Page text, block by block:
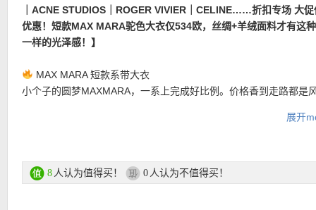
【CELINE 灯芯绒鸭舌帽 限时6折仅342欧！】帽身采用柔软的灯芯
目的Triomphe贴片标识以金属色或精细刺绣呈现，低调而不张扬，
地彰显品牌的经典符号。。帽檐经过精心弧度设计，既能提供遮阳
【MONCLER GRENOBLE Krun 羽绒夹克 限时7折优惠！】
Grenoble是意大利奢侈品牌Moncler旗下的顶级高性能户外与滑雪
TEX、四向弹力面料及Recco救援系统，打造兼具极佳御寒功能与
的山地生活方式。采用短款剪裁，整体线条利落干净，搭配连帽设
透露着低调的高级感。侧袋的设计不仅实用，还让整体比例更协调
购买直达链接在此
———-折上折单品推荐 ———–
Gancini扣具宣告品牌最张扬也最迷人的复古宣言，温润金调与皮革
织，散发恰如其分的奢华气场。鞋身采用顶级小牛皮，触之柔软却
型。尖头芭蕾轮廓轻盈，3cm稳健粗跟，显腿长又好走。可调节踝
购买直达链接在此
｜ACNE STUDIOS｜ROGER VIVIER｜CELINE……折扣专场 大
优惠！短款MAX MARA驼色大衣仅534欧，丝绸+羊绒面料才有这
一样的光泽感！】
MAX MARA 短款系带大衣
小个子的圆梦MAXMARA，一系上完成好比例。价格香到走路都是
永不过时的风衣天花板。堪称会升值的外套，出二奢都能回本那种
云朵包一到秋冬就回温！蓬软感冬日氛围感直接满格。
展开
8 人认为值得买！ 0 人认为不值得买！